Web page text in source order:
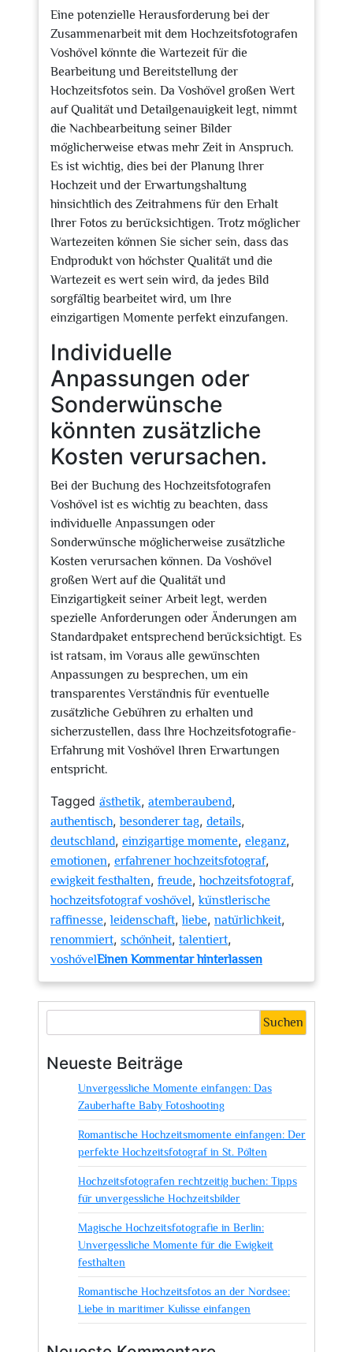
Eine potenzielle Herausforderung bei der
Zusammenarbeit mit dem Hochzeitsfotografen
Voshövel könnte die Wartezeit für die
Bearbeitung und Bereitstellung der
Hochzeitsfotos sein. Da Voshövel großen Wert
auf Qualität und Detailgenauigkeit legt, nimmt
die Nachbearbeitung seiner Bilder
möglicherweise etwas mehr Zeit in Anspruch.
Es ist wichtig, dies bei der Planung Ihrer
Hochzeit und der Erwartungshaltung
hinsichtlich des Zeitrahmens für den Erhalt
Ihrer Fotos zu berücksichtigen. Trotz möglicher
Wartezeiten können Sie sicher sein, dass das
Endprodukt von höchster Qualität und die
Wartezeit es wert sein wird, da jedes Bild
sorgfältig bearbeitet wird, um Ihre
einzigartigen Momente perfekt einzufangen.
Individuelle
Anpassungen oder
Sonderwünsche
könnten zusätzliche
Kosten verursachen.
Bei der Buchung des Hochzeitsfotografen
Voshövel ist es wichtig zu beachten, dass
individuelle Anpassungen oder
Sonderwünsche möglicherweise zusätzliche
Kosten verursachen können. Da Voshövel
großen Wert auf die Qualität und
Einzigartigkeit seiner Arbeit legt, werden
spezielle Anforderungen oder Änderungen am
Standardpaket entsprechend berücksichtigt. Es
ist ratsam, im Voraus alle gewünschten
Anpassungen zu besprechen, um ein
transparentes Verständnis für eventuelle
zusätzliche Gebühren zu erhalten und
sicherzustellen, dass Ihre Hochzeitsfotografie-
Erfahrung mit Voshövel Ihren Erwartungen
entspricht.
Tagged ästhetik, atemberaubend,
authentisch,besonderer tag, details,
deutschland, einzigartige momente, eleganz,
emotionen, erfahrener hochzeitsfotograf,
ewigkeit festhalten, freude,hochzeitsfotograf,
hochzeitsfotograf voshövel,künstlerische
raffinesse,leidenschaft,liebe, natürlichkeit,
renommiert, schönheit, talentiert,
voshövelEinen Kommentar hinterlassenzu
Die
Kunst,
Emotionen
Suchen
Neueste Beiträge
Unvergessliche Momente einfangen: Das
Zauberhafte Baby Fotoshooting
Romantische Hochzeitsmomente einfangen: Der
perfekte Hochzeitsfotograf in St. Pölten
Hochzeitsfotografen rechtzeitig buchen: Tipps
für unvergessliche Hochzeitsbilder
Magische Hochzeitsfotografie in Berlin:
Unvergessliche Momente für die Ewigkeit
festhalten
Romantische Hochzeitsfotos an der Nordsee:
Liebe in maritimer Kulisse einfangen